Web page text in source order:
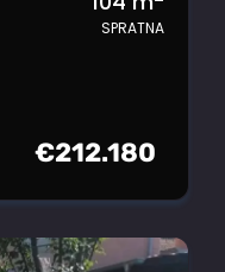
SPRATNA
€212.180